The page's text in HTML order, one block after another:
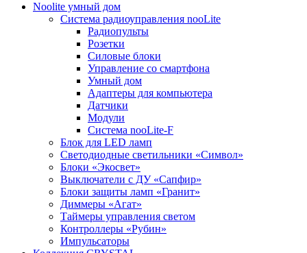
Noolite умный дом
Система радиоуправления nooLite
Радиопульты
Розетки
Силовые блоки
Управление со смартфона
Умный дом
Адаптеры для компьютера
Датчики
Модули
Система nooLite-F
Блок для LED ламп
Светодиодные светильники «Символ»
Блоки «Экосвет»
Выключатели с ДУ «Сапфир»
Блоки защиты ламп «Гранит»
Диммеры «Агат»
Таймеры управления светом
Контроллеры «Рубин»
Импульсаторы